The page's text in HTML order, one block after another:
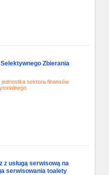
Zbierania
sektora finansów
z usługą serwisową na
serwisowania toalety